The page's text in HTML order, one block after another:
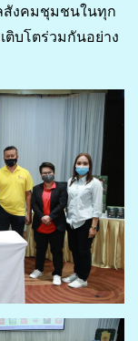
สังคมชุมชนในทุก
ติบโตร่วมกันอย่าง